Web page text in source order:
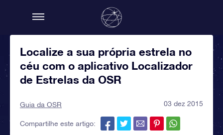
Localize a sua própria estrela no
céu com o aplicativo Localizador
de Estrelas da OSR
Guia da OSR 03 dez 2015
Compartilhe este artigo: